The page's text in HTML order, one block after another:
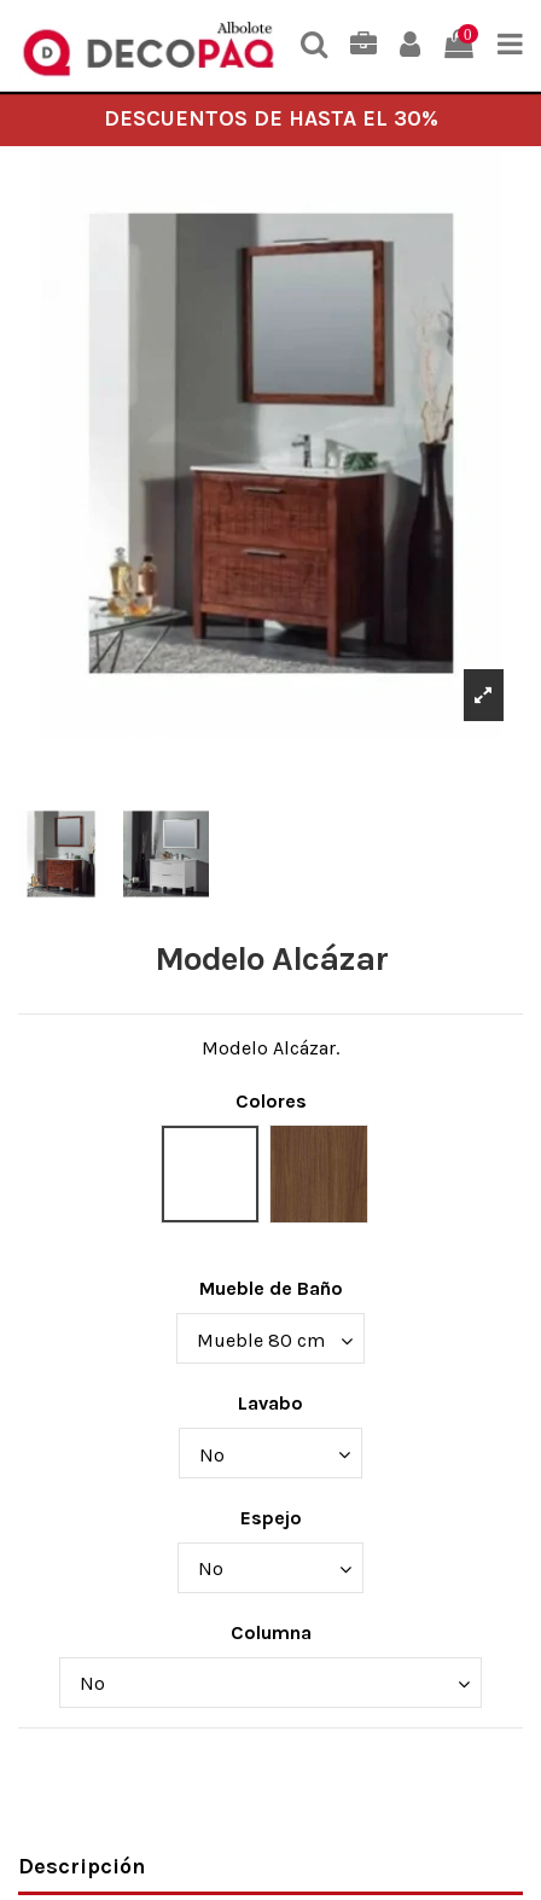
0
DESCUENTOS DE HASTA EL 30%
Modelo Alcázar
Modelo Alcázar.
Colores
Mueble de Baño
Lavabo
Espejo
Columna
Descripción